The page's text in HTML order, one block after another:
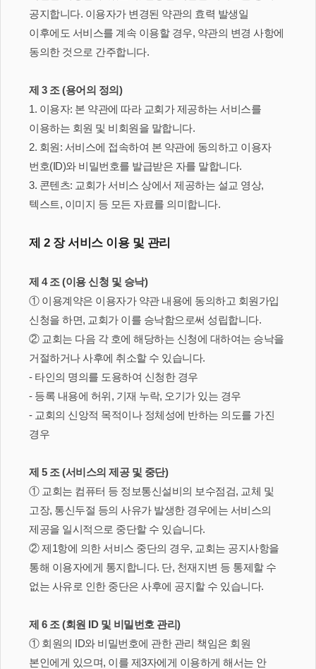
공지합니다. 이용자가 변경된 약관의 효력 발생일
이후에도 서비스를 계속 이용할 경우, 약관의 변경 사항에
동의한 것으로 간주합니다.
제 3 조 (용어의 정의)
1. 이용자: 본 약관에 따라 교회가 제공하는 서비스를
이용하는 회원 및 비회원을 말합니다.
2. 회원: 서비스에 접속하여 본 약관에 동의하고 이용자
번호(ID)와 비밀번호를 발급받은 자를 말합니다.
3. 콘텐츠: 교회가 서비스 상에서 제공하는 설교 영상,
텍스트, 이미지 등 모든 자료를 의미합니다.
제 2 장 서비스 이용 및 관리
제 4 조 (이용 신청 및 승낙)
① 이용계약은 이용자가 약관 내용에 동의하고 회원가입
신청을 하면, 교회가 이를 승낙함으로써 성립합니다.
② 교회는 다음 각 호에 해당하는 신청에 대하여는 승낙을
거절하거나 사후에 취소할 수 있습니다.
- 타인의 명의를 도용하여 신청한 경우
- 등록 내용에 허위, 기재 누락, 오기가 있는 경우
- 교회의 신앙적 목적이나 정체성에 반하는 의도를 가진
경우
제 5 조 (서비스의 제공 및 중단)
① 교회는 컴퓨터 등 정보통신설비의 보수점검, 교체 및
고장, 통신두절 등의 사유가 발생한 경우에는 서비스의
제공을 일시적으로 중단할 수 있습니다.
② 제1항에 의한 서비스 중단의 경우, 교회는 공지사항을
통해 이용자에게 통지합니다. 단, 천재지변 등 통제할 수
없는 사유로 인한 중단은 사후에 공지할 수 있습니다.
제 6 조 (회원 ID 및 비밀번호 관리)
① 회원의 ID와 비밀번호에 관한 관리 책임은 회원
본인에게 있으며, 이를 제3자에게 이용하게 해서는 안